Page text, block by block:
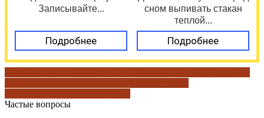
Записывайте...
Подробнее
сном выпивать стакан
теплой...
Подробнее
Частые вопросы